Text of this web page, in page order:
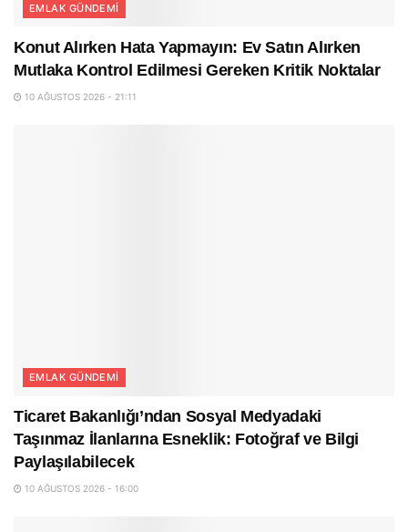
EMLAK GÜNDEMI
Konut Alırken Hata Yapmayın: Ev Satın Alırken
Mutlaka Kontrol Edilmesi Gereken Kritik Noktalar
10 AĞUSTOS 2026 - 21:11
EMLAK GÜNDEMI
Ticaret Bakanlığı’ndan Sosyal Medyadaki
Taşınmaz İlanlarına Esneklik: Fotoğraf ve Bilgi
Paylaşılabilecek
10 AĞUSTOS 2026 - 16:00